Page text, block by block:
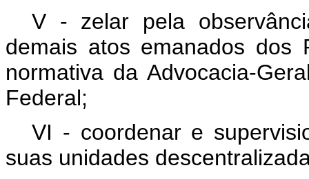
V - zelar pela
demais atos emanados dos
normativa da Advocacia-
Federal;
VI - coordenar e
suas unidades